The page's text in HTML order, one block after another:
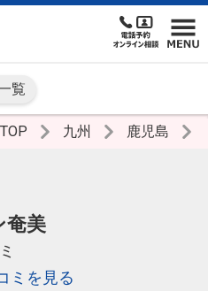
覧
九州 鹿児島
奄美
ミを見る